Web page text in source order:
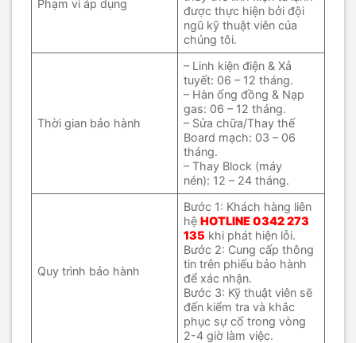
Phạm vi áp dụng
được thực hiện bởi đội
ngũ kỹ thuật viên của
chúng tôi.
Thời gian bảo hành
– Linh kiện điện & Xả
tuyết: 06 – 12 tháng.
– Hàn ống đồng & Nạp
gas: 06 – 12 tháng.
– Sửa chữa/Thay thế
Board mạch: 03 – 06
tháng.
– Thay Block (máy
nén): 12 – 24 tháng.
Quy trình bảo hành
Bước 1: Khách hàng liên
hệHOTLINE0342 273
135 khi phát hiện lỗi.
Bước 2: Cung cấp thông
tin trên phiếu bảo hành
để xác nhận.
Bước 3: Kỹ thuật viên sẽ
đến kiểm tra và khắc
phục sự cố trong vòng
2-4 giờ làm việc.